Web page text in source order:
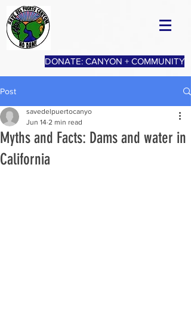
DONATE: CANYON + COMMUNITY
Post
Myths and Facts: Dams and water in
California
savedelpuertocanyo
Jun 14 2 min read